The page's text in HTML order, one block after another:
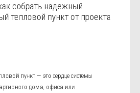
собрать надежный
тепловой пункт от проекта
пункт — это сердце системы
дома, офиса или